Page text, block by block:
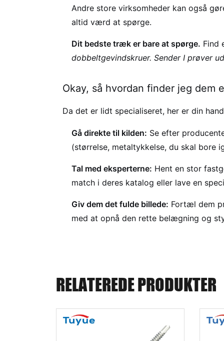
Andre store virksomheder kan også
altid værd at spørge.
Dit bedste træk er bare at spørge. Find
dobbeltgevindskruer. Sender I prøver
Okay, så hvordan finder jeg dem
Da det er lidt specialiseret, her er din
Gå direkte til kilden: Se efter
(størrelse, metaltykkelse, du skal bore
Tal med eksperterne: Hent en stor
match i deres katalog eller lave en
Giv dem det fulde billede: Fortæl dem
med at opnå den rette belægning og
RELATEREDE PRODUKTER